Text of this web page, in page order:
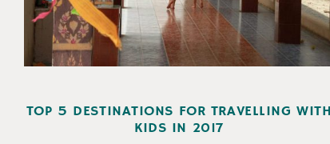
TOP 5 DESTINATIONS FOR TRAVELLING WITH
KIDS IN 2017